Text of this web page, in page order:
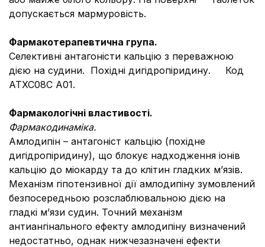
допускається мармуровість.
Фармакотерапевтична група.
Селективні антагоністи кальцію з переважною
дією на судини. Похідні дигідропіридину. Код
АТХС08С А01.
Фармакологічні властивості.
Фармакодинаміка.
Амлодипін – антагоніст кальцію (похідне
дигідропіридину), що блокує надходження іонів
кальцію до міокарду та до клітин гладких м’язів.
Механізм гіпотензивної дії амлодипіну зумовлений
безпосередньою розслаблювальною дією на
гладкі м’язи судин. Точний механізм
антиангінального ефекту амлодипіну визначений
недостатньо, однак нижчезазначені ефекти